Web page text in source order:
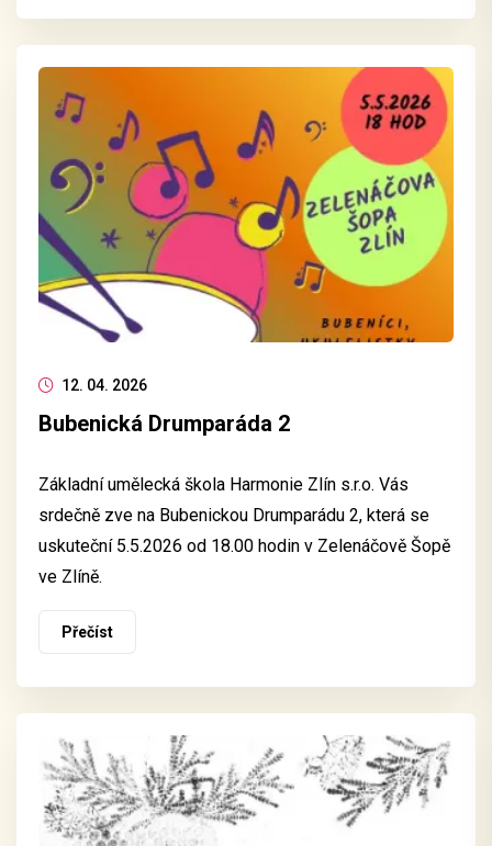
12. 04. 2026
Bubenická Drumparáda 2
Základní umělecká škola Harmonie Zlín s.r.o. Vás
srdečně zve na Bubenickou Drumparádu 2, která se
uskuteční 5.5.2026 od 18.00 hodin v Zelenáčově Šopě
ve Zlíně.
Přečíst